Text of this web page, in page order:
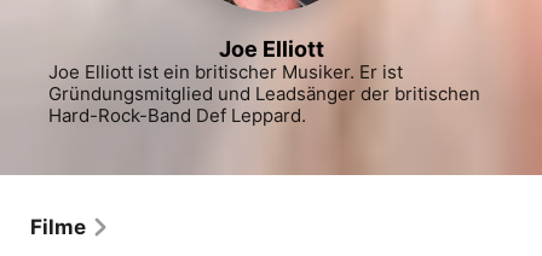
Joe Elliott
Joe Elliott ist ein britischer Musiker. Er ist
Gründungsmitglied und Leadsänger der britischen
Hard-Rock-Band Def Leppard.
Filme